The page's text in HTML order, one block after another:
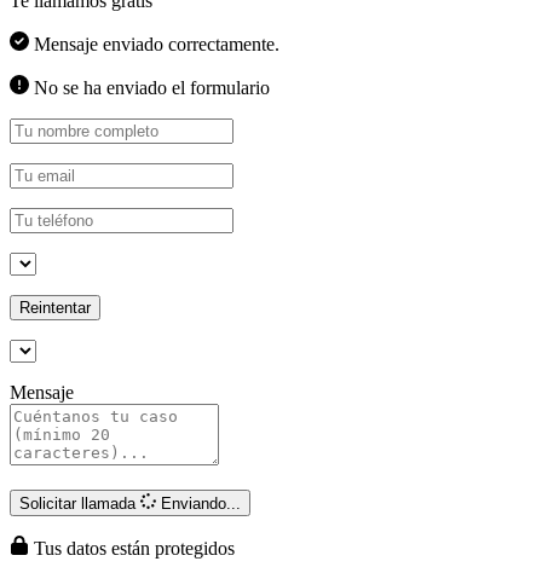
Mensaje enviado correctamente.
No se ha enviado el formulario
Reintentar
Mensaje
Solicitar llamada Enviando...
Tus datos están protegidos